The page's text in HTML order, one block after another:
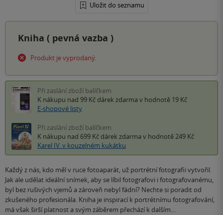
Uložit do seznamu
Kniha ( pevná vazba )
Produkt je vyprodaný.
Při zaslání zboží balíčkem
K nákupu nad 99 Kč dárek zdarma v hodnotě 19 Kč
E-shopové listy
Při zaslání zboží balíčkem
K nákupu nad 699 Kč dárek zdarma v hodnotě 249 Kč
Karel IV. v kouzelném kukátku
Každý z nás, kdo měl v ruce fotoaparát, už portrétní fotografii vytvořil.
Jak ale udělat ideální snímek, aby se líbil fotografovi i fotografovanému,
byl bez rušivých vjemů a zároveň nebyl fádní? Nechte si poradit od
zkušeného profesionála. Kniha je inspirací k portrétnímu fotografování,
má však širší platnost a svým záběrem přechází k dalším…